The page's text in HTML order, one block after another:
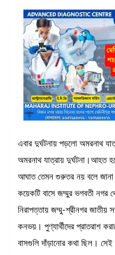
এবার দুর্ঘটনায় পড়লো অমরনাথ
অমরনাথ যাত্রায় দুর্ঘটনা।আহত
আঘাত তেমন গুরুতর নয় বলে জানা
কয়েকটি বাসে জম্মুর ভগবতী নগর
নিরাপত্তায় জম্মু-শ্রীনগর জাতীয়
কনভয়। পুণ্যার্থীদের প্রাতরাশ
বাসগুলি দাঁড়ানোর কথা ছিল। সেই